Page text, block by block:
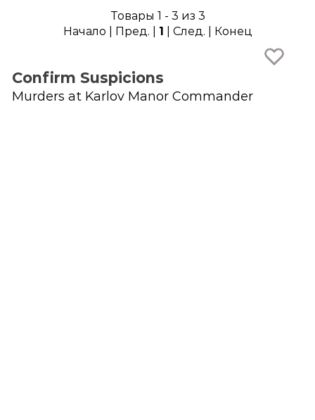
Товары 1 - 3 из 3
Начало | Пред. | 1 | След. | Конец
Confirm Suspicions
Murders at Karlov Manor Commander